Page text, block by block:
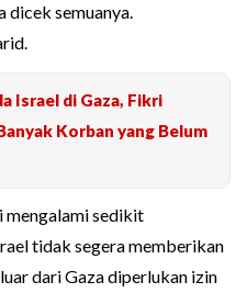
dicek semuanya.
Israel di Gaza, Fikri
Korban yang Belum
mengalami sedikit
tidak segera memberikan
dari Gaza diperlukan izin